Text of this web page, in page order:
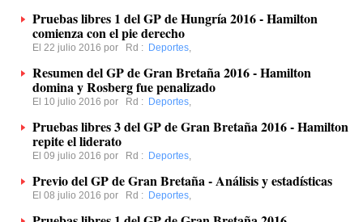
Pruebas libres 1 del GP de Hungría 2016 - Hamilton
comienza con el pie derecho
El 22 julio 2016 por Rd : Deportes,
Resumen del GP de Gran Bretaña 2016 - Hamilton
domina y Rosberg fue penalizado
El 10 julio 2016 por Rd : Deportes,
Pruebas libres 3 del GP de Gran Bretaña 2016 - Hamilton
repite el liderato
El 09 julio 2016 por Rd : Deportes,
Previo del GP de Gran Bretaña - Análisis y estadísticas
El 08 julio 2016 por Rd : Deportes,